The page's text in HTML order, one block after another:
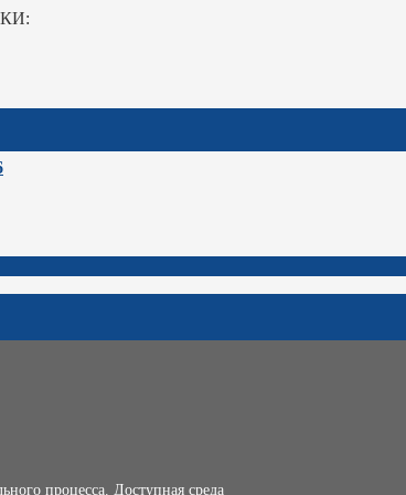
процесса. Доступная среда